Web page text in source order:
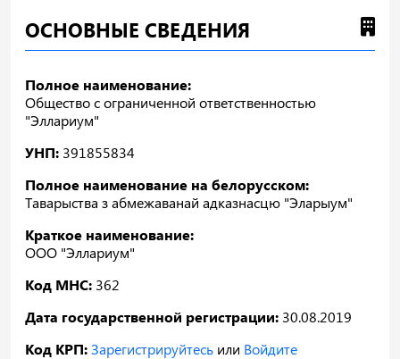
ОСНОВНЫЕ СВЕДЕНИЯ
Полное наименование:
Общество с ограниченной ответственностью
"Эллариум"
УНП: 391855834
Полное наименование на белорусском:
Таварыства з абмежаванай адказнасцю "Эларыум"
Краткое наименование:
ООО "Эллариум"
Код МНС: 362
Дата государственной регистрации: 30.08.2019
Код КРП:Зарегистрируйтесь или Войдите